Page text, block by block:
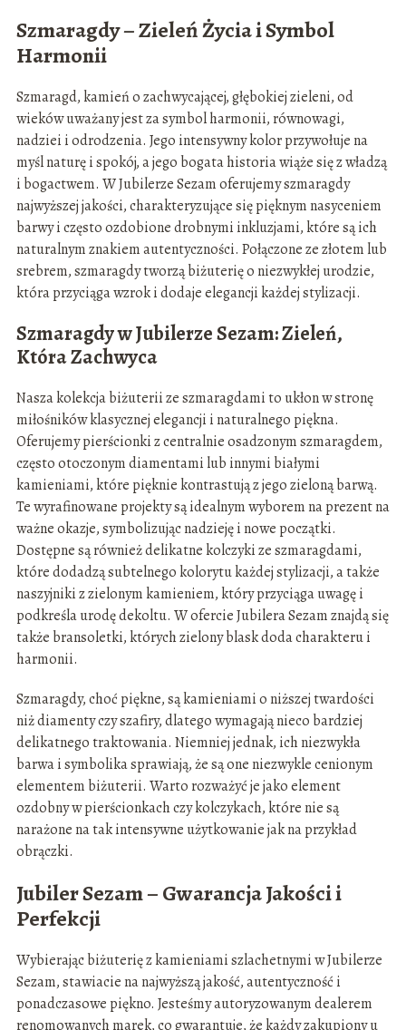
Szmaragdy – Zieleń Życia i Symbol
Harmonii
Szmaragd, kamień o zachwycającej, głębokiej zieleni, od
wieków uważany jest za symbol harmonii, równowagi,
nadziei i odrodzenia. Jego intensywny kolor przywołuje na
myśl naturę i spokój, a jego bogata historia wiąże się z władzą
i bogactwem. W Jubilerze Sezam oferujemy szmaragdy
najwyższej jakości, charakteryzujące się pięknym nasyceniem
barwy i często ozdobione drobnymi inkluzjami, które są ich
naturalnym znakiem autentyczności. Połączone ze złotem lub
srebrem, szmaragdy tworzą biżuterię o niezwykłej urodzie,
która przyciąga wzrok i dodaje elegancji każdej stylizacji.
Szmaragdy w Jubilerze Sezam: Zieleń,
Która Zachwyca
Nasza kolekcja biżuterii ze szmaragdami to ukłon w stronę
miłośników klasycznej elegancji i naturalnego piękna.
Oferujemy pierścionki z centralnie osadzonym szmaragdem,
często otoczonym diamentami lub innymi białymi
kamieniami, które pięknie kontrastują z jego zieloną barwą.
Te wyrafinowane projekty są idealnym wyborem na prezent na
ważne okazje, symbolizując nadzieję i nowe początki.
Dostępne są również delikatne kolczyki ze szmaragdami,
które dodadzą subtelnego kolorytu każdej stylizacji, a także
naszyjniki z zielonym kamieniem, który przyciąga uwagę i
podkreśla urodę dekoltu. W ofercie Jubilera Sezam znajdą się
także bransoletki, których zielony blask doda charakteru i
harmonii.
Szmaragdy, choć piękne, są kamieniami o niższej twardości
niż diamenty czy szafiry, dlatego wymagają nieco bardziej
delikatnego traktowania. Niemniej jednak, ich niezwykła
barwa i symbolika sprawiają, że są one niezwykle cenionym
elementem biżuterii. Warto rozważyć je jako element
ozdobny w pierścionkach czy kolczykach, które nie są
narażone na tak intensywne użytkowanie jak na przykład
obrączki.
Jubiler Sezam – Gwarancja Jakości i
Perfekcji
Wybierając biżuterię z kamieniami szlachetnymi w Jubilerze
Sezam, stawiacie na najwyższą jakość, autentyczność i
ponadczasowe piękno. Jesteśmy autoryzowanym dealerem
renomowanych marek, co gwarantuje, że każdy zakupiony u